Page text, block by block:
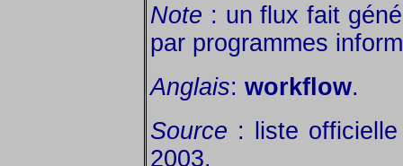
Note : un flux fait
par programmes
Anglais: workflow.
Source : liste
2003.